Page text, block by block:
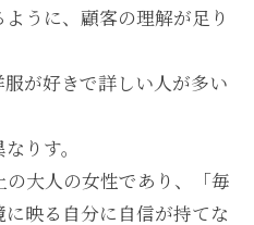
うに、顧客の理解が足り
が好きで詳しい人が多い
りす。
大人の女性であり、「毎
映る自分に自信が持てな